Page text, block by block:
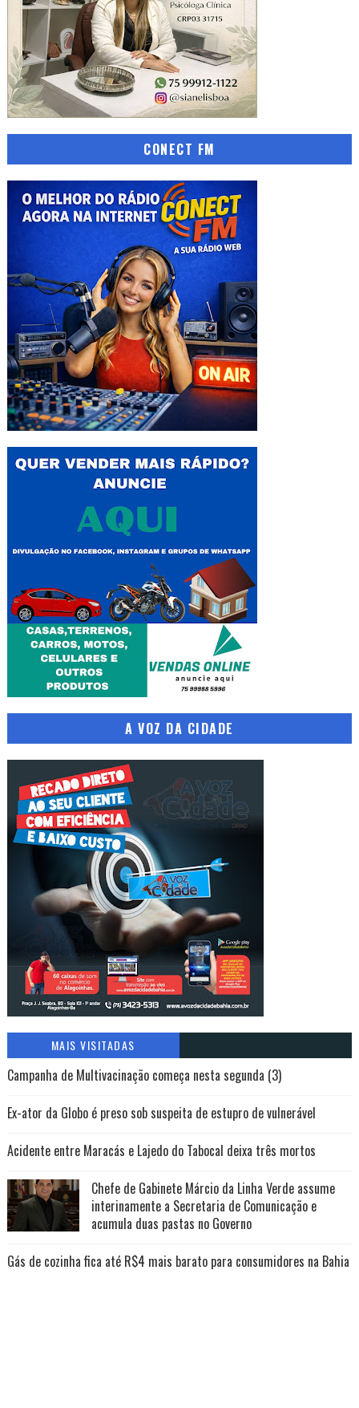
CONECT FM
A VOZ DA CIDADE
MAIS VISITADAS
Campanha de Multivacinação começa nesta segunda (3)
Ex-ator da Globo é preso sob suspeita de estupro de vulnerável
Acidente entre Maracás e Lajedo do Tabocal deixa três mortos
Chefe de Gabinete Márcio da Linha Verde assume
interinamente a Secretaria de Comunicação e
acumula duas pastas no Governo
Gás de cozinha fica até R$4 mais barato para consumidores na Bahia